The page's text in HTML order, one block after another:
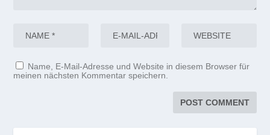
Name, E-Mail-Adresse und Website in diesem Browser für
meinen nächsten Kommentar speichern.